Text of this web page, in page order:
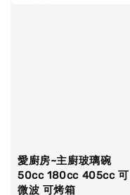
愛廚房~主廚玻璃碗
50cc 180cc 405cc 可
微波 可烤箱